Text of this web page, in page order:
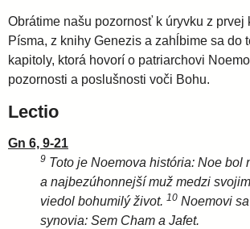
Obrátime našu pozornosť k úryvku z prvej
Písma, z knihy Genezis a zahĺbime sa do
kapitoly, ktorá hovorí o patriarchovi
pozornosti a poslušnosti voči Bohu.
Lectio
Gn 6, 9-21
9 Toto je Noemova história: Noe bol
a najbezúhonnejší muž medzi
viedol bohumilý život. 10 Noemovi
synovia: Sem Cham a Jafet.